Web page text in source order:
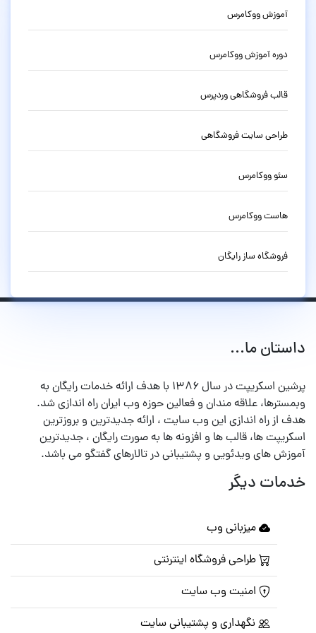
آموزش ووکامرس
دوره آموزش ووکامرس
قالب فروشگاهی وردپرس
طراحی سایت فروشگاهی
سئو ووکامرس
هاست ووکامرس
فروشگاه ساز رایگان
داستان ما...
پرشین اسکریپت در سال ۱۳۸۶ با هدف ارائه خدمات رایگان به
وبمسترها، علاقه مندان و فعالین حوزه وب ایران راه اندازی شد.
هدف از راه اندازی این وب سایت ، ارائه جدیدترین و بروزترین
اسکریپت ها، قالب ها و افزونه ها به صورت رایگان ، جدیدترین
آموزش های ویدئویی و پشتیبانی در تالارهای گفتگو می باشد.
خدمات دیگر
میزبانی وب
طراحی فروشگاه اینترنتی
امنیت وب سایت
نگهداری و پشتیبانی سایت